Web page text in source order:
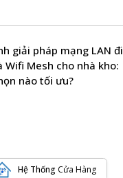
giải pháp mạng LAN đi
Wifi Mesh cho nhà kho:
nào tối ưu?
Hệ Thống Cửa Hàng